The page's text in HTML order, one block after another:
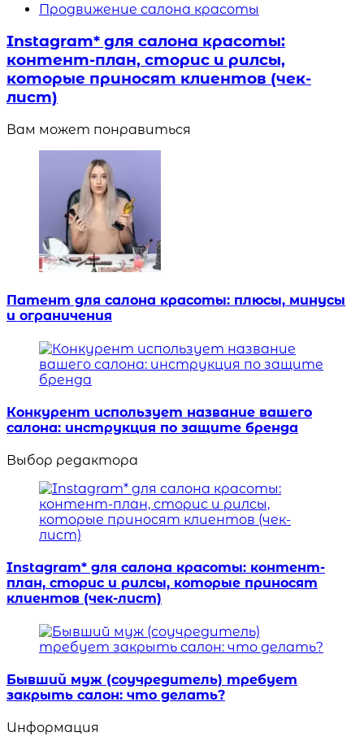
Продвижение салона красоты
Instagram* для салона красоты:
контент-план, сторис и рилсы,
которые приносят клиентов (чек-
лист)
Вам может понравиться
Патент для салона красоты: плюсы, минусы
и ограничения
Конкурент использует название вашего
салона: инструкция по защите бренда
Выбор редактора
Instagram* для салона красоты: контент-
план, сторис и рилсы, которые приносят
клиентов (чек-лист)
Бывший муж (соучредитель) требует
закрыть салон: что делать?
Информация